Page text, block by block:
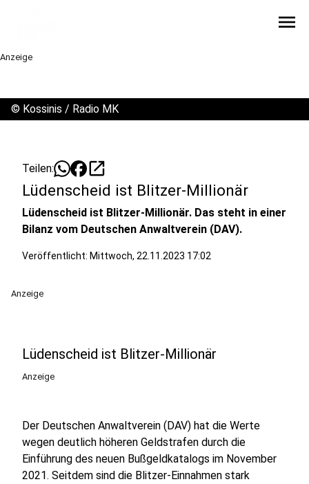
menu
Anzeige
© Kossinis / Radio MK
Teilen: open_in_new
Lüdenscheid ist Blitzer-Millionär
Lüdenscheid ist Blitzer-Millionär. Das steht in einer
Bilanz vom Deutschen Anwaltverein (DAV).
Veröffentlicht: Mittwoch, 22.11.2023 17:02
Anzeige
Lüdenscheid ist Blitzer-Millionär
Anzeige
Der Deutschen Anwaltverein (DAV) hat die Werte
wegen deutlich höheren Geldstrafen durch die
Einführung des neuen Bußgeldkatalogs im November
2021. Seitdem sind die Blitzer-Einnahmen stark